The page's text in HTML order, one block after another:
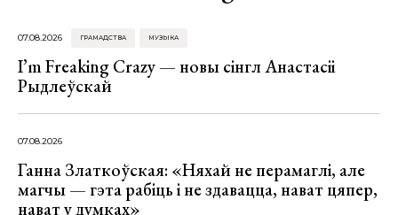
07.08.2026 ГРАМАДСТВА МУЗЫКА
I’m Freaking Crazy — новы сінгл Анастасіі
Рыдлеўскай
07.08.2026
Ганна Златкоўская: «Няхай не перамаглі, але
магчы — гэта рабіць і не здавацца, нават цяпер,
нават у думках»